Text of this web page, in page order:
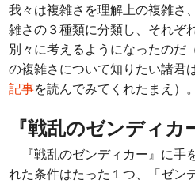
我々は複雑さを理解上の複雑さ
雑さの３種類に分類し、それぞ
別々に考えるようになったのだ
の複雑さについて知りたい諸君は
記事を読んでみてくれたまえ）。
『戦乱のゼンディカ
『戦乱のゼンディカー』に手
れた条件はたった１つ、「ゼン